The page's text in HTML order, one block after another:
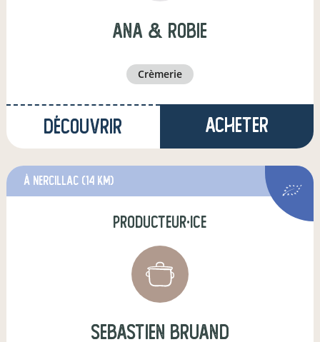
ana & robie
crèmerie
Découvrir Acheter
à Nercillac (14 km)
producteur·ice
sebastien bruand